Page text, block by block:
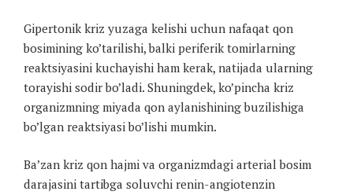
Gipertonik kriz yuzaga kelishi uchun nafaqat qon
bosimining ko’tarilishi, balki periferik tomirlarning
reaktsiyasini kuchayishi ham kerak, natijada ularning
torayishi sodir bo’ladi. Shuningdek, ko’pincha kriz
organizmning miyada qon aylanishining buzilishiga
bo’lgan reaktsiyasi bo’lishi mumkin.
Ba’zan kriz qon hajmi va organizmdagi arterial bosim
darajasini tartibga soluvchi renin-angiotenzin